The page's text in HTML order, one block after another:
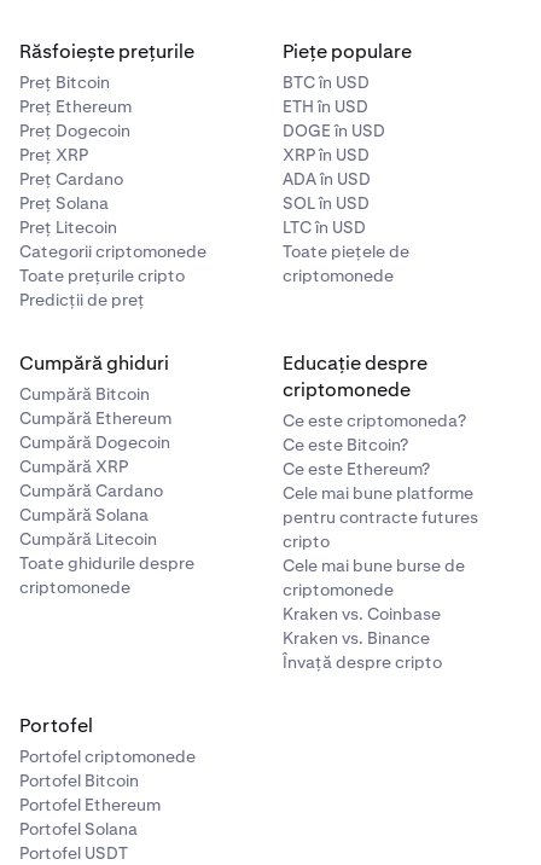
măsura în care se aplică relației tale cu Kraken. Dacă nu
ești sigur(ă) care Condiții de furnizare a serviciului ți se
aplică, vizitează
https://www.kraken.com/legal
Răsfoiește prețurile
Preț Bitcoin
Preț Ethereum
Preț Dogecoin
Preț XRP
Preț Cardano
Preț Solana
Preț Litecoin
Categorii criptomonede
Toate prețurile cripto
Predicții de preț
Piețe populare
BTC în USD
ETH în USD
DOGE în USD
XRP în USD
ADA în USD
SOL în USD
LTC în USD
Toate piețele de
criptomonede
Cumpără ghiduri
Cumpără Bitcoin
Cumpără Ethereum
Cumpără Dogecoin
Cumpără XRP
Cumpără Cardano
Cumpără Solana
Cumpără Litecoin
Toate ghidurile despre
criptomonede
Educație despre
criptomonede
Ce este criptomoneda?
Ce este Bitcoin?
Ce este Ethereum?
Cele mai bune platforme
pentru contracte futures
cripto
Cele mai bune burse de
criptomonede
Kraken vs. Coinbase
Kraken vs. Binance
Învață despre cripto
Portofel
Portofel criptomonede
Portofel Bitcoin
Portofel Ethereum
Portofel Solana
Portofel USDT